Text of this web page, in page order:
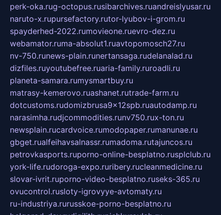
perk-oka.rug-octopus.rusibarchives.ruandreislyusar.ru
naruto-x.rupursefactory.rutor-lyubov-i-grom.ru
spayderhed-2022.rumovieone.ruevro-dez.ru
webamator.ruma-absolut1.ruavtopomosch27.ru
nv-750.runews-plain.runertansaga.rudelanalad.ru
dizfiles.ruyoutubefree.ruaria-family.ruroadli.ru
planeta-samara.rumysmartbuy.ru
matrasy-kemerovo.ruashanet.rutrade-farm.ru
dotcustoms.rudomizbrusa9x12spb.ruautodamp.ru
narasimha.rudjcommodities.runv750.rux-ton.ru
newsplain.rucardvoice.rumodopaper.rumanunae.ru
gbget.rualfeihavsalnassr.rumadoma.rutajuncos.ru
petrovkasports.ruporno-online-besplatno.rusplclub.ru
york-life.rudoroga-expo.ruribery.rucleanmedicine.ru
slovar-ivrit.ruporno-video-besplatno.ruseks-365.ru
ovucontrol.rusloty-igrovyye-avtomaty.ru
ru-industriya.rurusskoe-porno-besplatno.ru